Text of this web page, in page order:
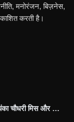
मनोरंजन, बिज़नेस,
करती है।
चौधरी मिस और …